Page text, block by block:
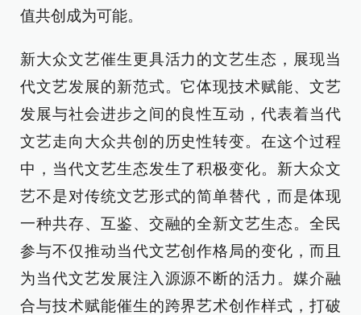
值共创成为可能。
新大众文艺催生更具活力的文艺生态，展现当
代文艺发展的新范式。它体现技术赋能、文艺
发展与社会进步之间的良性互动，代表着当代
文艺走向大众共创的历史性转变。在这个过程
中，当代文艺生态发生了积极变化。新大众文
艺不是对传统文艺形式的简单替代，而是体现
一种共存、互鉴、交融的全新文艺生态。全民
参与不仅推动当代文艺创作格局的变化，而且
为当代文艺发展注入源源不断的活力。媒介融
合与技术赋能催生的跨界艺术创作样式，打破